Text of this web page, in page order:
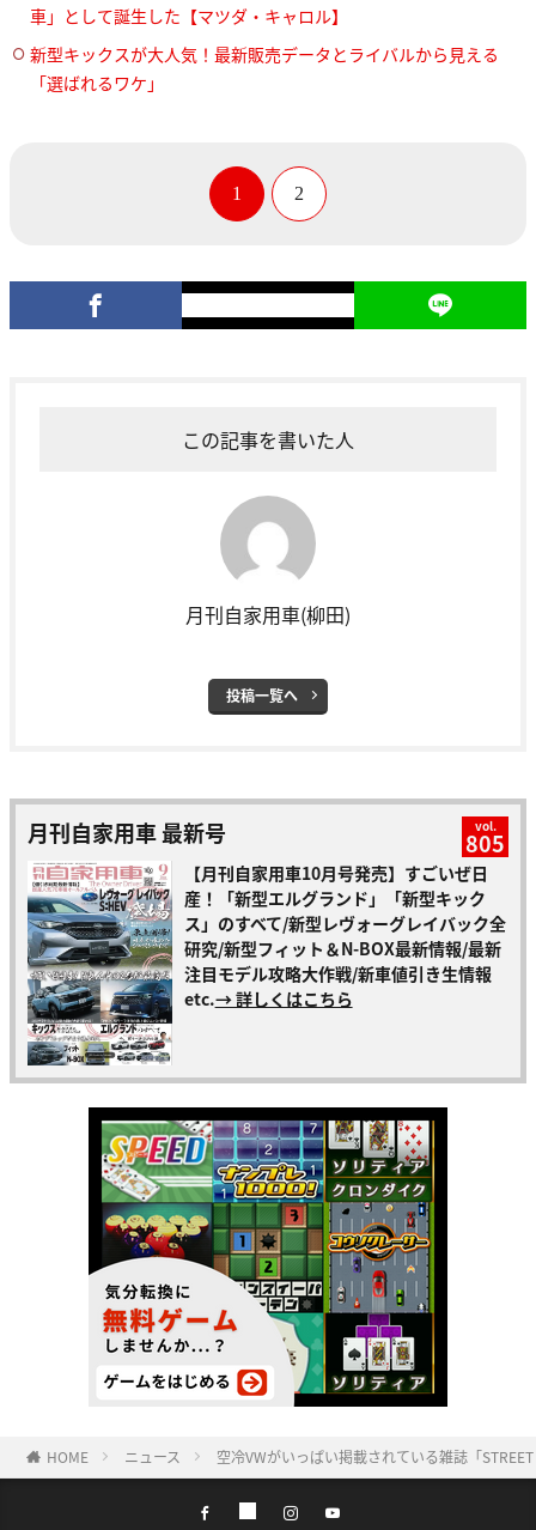
車」として誕生した【マツダ・キャロル】
新型キックスが大人気！最新販売データとライバルから見える
「選ばれるワケ」
1 2
この記事を書いた人
月刊自家用車(柳田)
投稿一覧へ
月刊自家用車 最新号 vol.
805
【月刊自家用車10月号発売】すごいぜ日
産！「新型エルグランド」「新型キック
ス」のすべて/新型レヴォーグレイバック全
研究/新型フィット＆N-BOX最新情報/最新
注目モデル攻略大作戦/新車値引き生情報
etc.→ 詳しくはこちら
HOME ニュース 空冷VWがいっぱい掲載されている雑誌「